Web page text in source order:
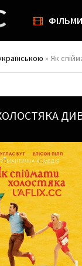
ФІЛЬМИ
» Як